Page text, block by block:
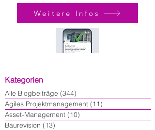
Weitere Infos
Kategorien
Alle Blogbeiträge (344)
Agiles Projektmanagement (11)
Asset-Management (10)
Baurevision (13)